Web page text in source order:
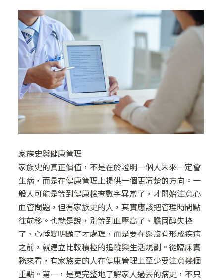
家族史與健康管理
家族史的真正價值，不是在於證明一個人未來一定會
生病，而是在健康管理上提供一個更清楚的方向。一
般人可能是等到健康檢查數字異常了，才開始注意心
血管問題，但有家族史的人，其實應該把管理時間點
往前移。也就是說，別等到血壓高了、膽固醇失控
了、心悸變明顯了才處理，而是要在還沒有形成疾病
之前，就建立比較積極的追蹤與生活規劃。從臨床實
務來看，有家族史的人在健康管理上至少要注意幾個
重點。第一，是更完整地了解家人過去的病史，不只